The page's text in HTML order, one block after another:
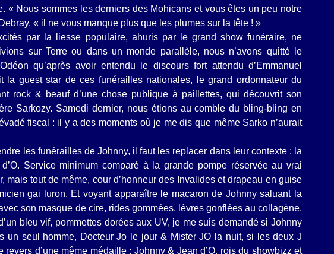
« Nous sommes les derniers des Mohicans et vous êtes un peu notre
« il ne vous manque plus que les plumes sur la tête ! »
par la liesse populaire, ahuris par le grand show funéraire, ne
sur Terre ou dans un monde parallèle, nous n’avons quitté le
qu’après avoir entendu le discours fort attendu d’Emmanuel
la guest star de ces funérailles nationales, le grand ordonnateur du
rock & beauf d’une chose publique à paillettes, qui découvrit son
Sarkozy. Samedi dernier, nous étions au comble du bling-bling en
fiscal : il y a des moments où je me dis que même Sarko n’aurait
les funérailles de Johnny, il faut les replacer dans leur contexte : la
Service minimum comparé à la grande pompe réservée au vrai
mais tout de même, cour d’honneur des Invalides et drapeau en guise
gai luron. Et voyant apparaître le macaron de Johnny saluant la
son masque de cire, rides gommées, lèvres gonflées au collagène,
bleu vif, pommettes dorées aux UV, je me suis demandé si Johnny
un seul homme, Docteur Jo le jour & Mister JO la nuit, si les deux J
revers d’une même médaille : Johnny & Jean d’O, rois du showbizz et